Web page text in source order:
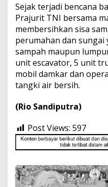
Sejak terjadi bencana
Prajurit TNI bersama
membersihkan sisa
perumahan dan sungai
sampah maupun
unit escavator, 5 unit
mobil damkar dan
tangki air bersih.
(Rio Sandiputra)
Post Views: 597